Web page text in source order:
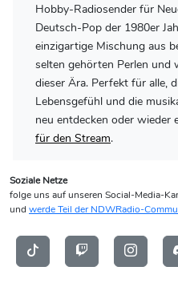
Hobby-Radiosender für
Deutsch-Pop der 1980er
einzigartige Mischung aus
selten gehörten Perlen und
dieser Ära. Perfekt für alle,
Lebensgefühl und die
neu entdecken oder wieder
für den Stream.
Soziale Netze
folge uns auf unseren Social-Media-
und werde Teil der NDWRadio-